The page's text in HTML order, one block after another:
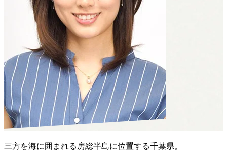
三方を海に囲まれる房総半島に位置する千葉県。